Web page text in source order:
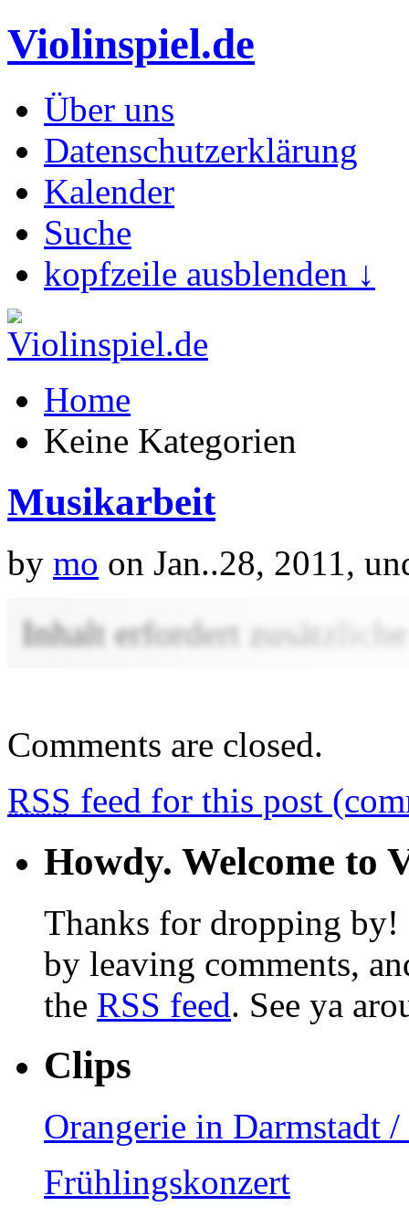
Violinspiel.de
Über uns
Datenschutzerklärung
Kalender
Suche
kopfzeile ausblenden ↓
Home
Keine Kategorien
Musikarbeit
by mo on Jan..28, 2011,
Inhalt erfordert
Comments are closed.
RSS feed for this post
Howdy. Welcome to
Thanks for dropping by!
by leaving comments,
the RSS feed. See ya
Clips
Orangerie in Darmstadt
Frühlingskonzert